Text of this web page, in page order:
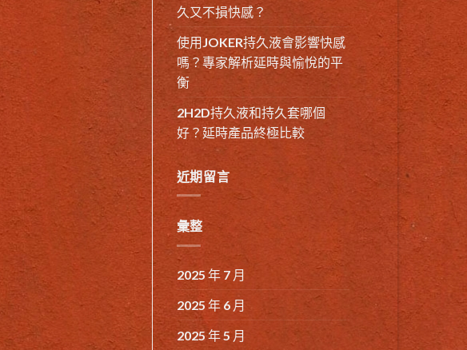
久又不損快感？
使用JOKER持久液會影響快感
嗎？專家解析延時與愉悅的平
衡
2H2D持久液和持久套哪個
好？延時產品終極比較
近期留言
彙整
2025 年 7 月
2025 年 6 月
2025 年 5 月